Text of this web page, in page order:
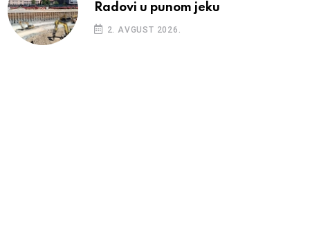
Radovi u punom jeku
2. AVGUST 2026.